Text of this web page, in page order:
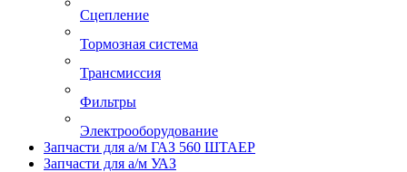
Сцепление
Тормозная система
Трансмиссия
Фильтры
Электрооборудование
Запчасти для а/м ГАЗ 560 ШТАЕР
Запчасти для а/м УАЗ